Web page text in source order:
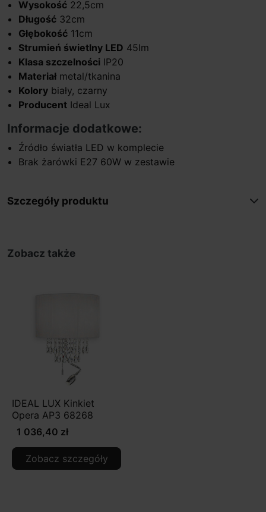
Wysokość 22,5cm
Długość 32cm
Głębokość 11cm
Strumień świetlny LED 45lm
Klasa szczelności IP20
Materiał metal/tkanina
Kolory biały, czarny
Producent Ideal Lux
Informacje dodatkowe:
Źródło światła LED w komplecie
Brak żarówki E27 60W w zestawie
Szczegóły produktu
Zobacz także
IDEAL LUX Kinkiet
Opera AP3 68268
1 036,40 zł
Zobacz szczegóły